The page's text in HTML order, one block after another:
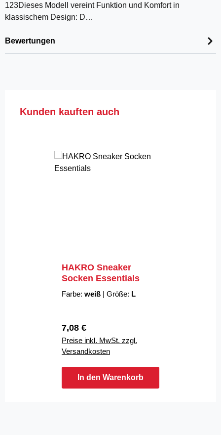
123Dieses Modell vereint Funktion und Komfort in
klassischem Design: D…
Bewertungen
Produktgalerie überspringen
Kunden kauften auch
HAKRO Sneaker
Socken Essentials
Farbe: weiß | Größe: L
Regulärer Preis:
7,08 €
Preise inkl. MwSt. zzgl.
Versandkosten
In den Warenkorb